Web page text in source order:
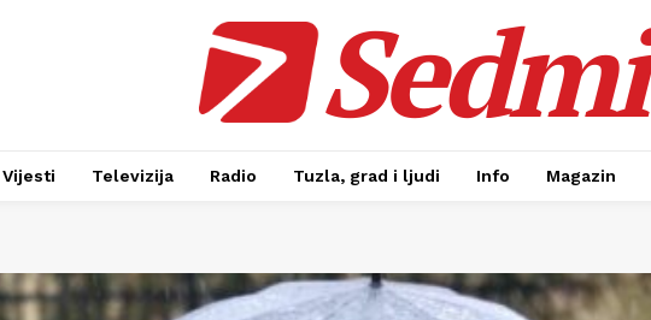
Vijesti Televizija Radio Tuzla, grad i ljudi Info Magazin